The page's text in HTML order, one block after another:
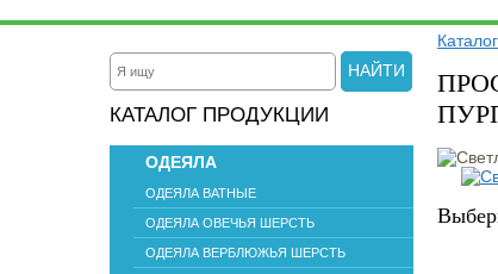
НАЙТИ
КАТАЛОГ ПРОДУКЦИИ
ОДЕЯЛА
ОДЕЯЛА ВАТНЫЕ
ОДЕЯЛА ОВЕЧЬЯ ШЕРСТЬ
ОДЕЯЛА ВЕРБЛЮЖЬЯ ШЕРСТЬ
Каталог